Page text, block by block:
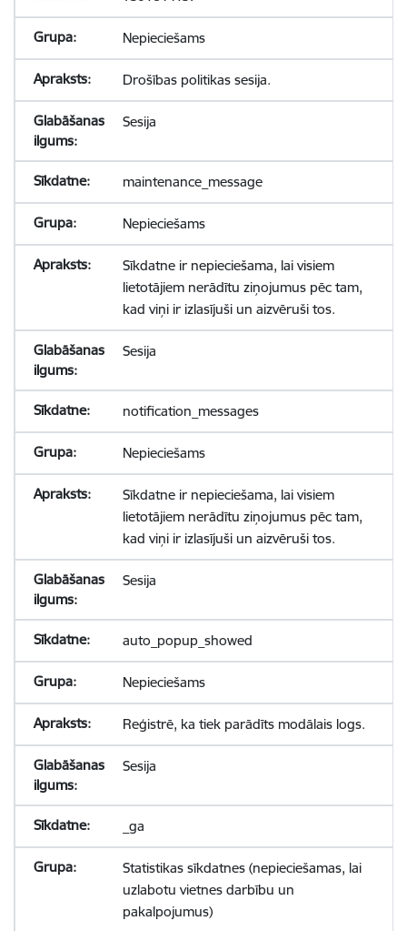
Nepieciešams
Drošības politikas sesija.
Sesija
maintenance_message
Nepieciešams
Sīkdatne ir nepieciešama, lai visiem
lietotājiem nerādītu ziņojumus pēc tam,
kad viņi ir izlasījuši un aizvēruši tos.
Sesija
notification_messages
Nepieciešams
Sīkdatne ir nepieciešama, lai visiem
lietotājiem nerādītu ziņojumus pēc tam,
kad viņi ir izlasījuši un aizvēruši tos.
Sesija
auto_popup_showed
Nepieciešams
Reģistrē, ka tiek parādīts modālais logs.
Sesija
_ga
Statistikas sīkdatnes (nepieciešamas, lai
uzlabotu vietnes darbību un
pakalpojumus)